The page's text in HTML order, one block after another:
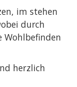
im stehen
durch
Wohlbefinden
herzlich